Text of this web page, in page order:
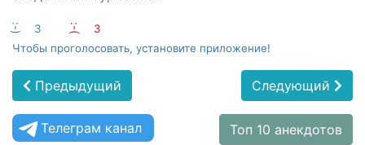
:-) 3 :-(
3
Чтобы проголосовать, установите приложение!
Предыдущий Следующий
Телеграм канал Топ 10 анекдотов